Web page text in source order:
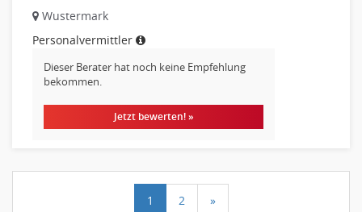
Wustermark
Personalvermittler
Dieser Berater hat noch keine Empfehlung
bekommen.
Jetzt bewerten! »
1 2 »